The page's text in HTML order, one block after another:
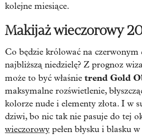
kolejne miesiące.
Makijaż wieczorowy
Co będzie królować na czerwonym
najbliższą niedzielę? Z prognoz
może to być właśnie trend Gold
maksymalne rozświetlenie,
kolorze nude i elementy złota. I w
dziwi, bo nic tak nie pasuje do tej
wieczorowy pełen błysku i blasku